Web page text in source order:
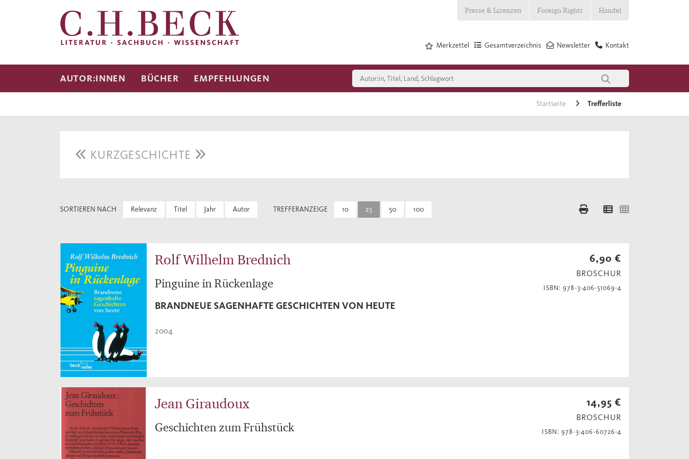
Presse & Lizenzen Foreign Rights Handel
Kontakt
Newsletter
Gesamtverzeichnis
Merkzettel
AUTOR:INNEN BÜCHER EMPFEHLUNGEN
Startseite Trefferliste
KURZGESCHICHTE
SORTIEREN NACH Relevanz Titel Jahr Autor TREFFERANZEIGE 10 25 50 100
Rolf Wilhelm Brednich
Pinguine in Rückenlage
BRANDNEUE SAGENHAFTE GESCHICHTEN VON HEUTE
2004
6,90 €
BROSCHUR
ISBN: 978-3-406-51069-4
Jean Giraudoux
Geschichten zum Frühstück
14,95 €
BROSCHUR
ISBN: 978-3-406-60726-4